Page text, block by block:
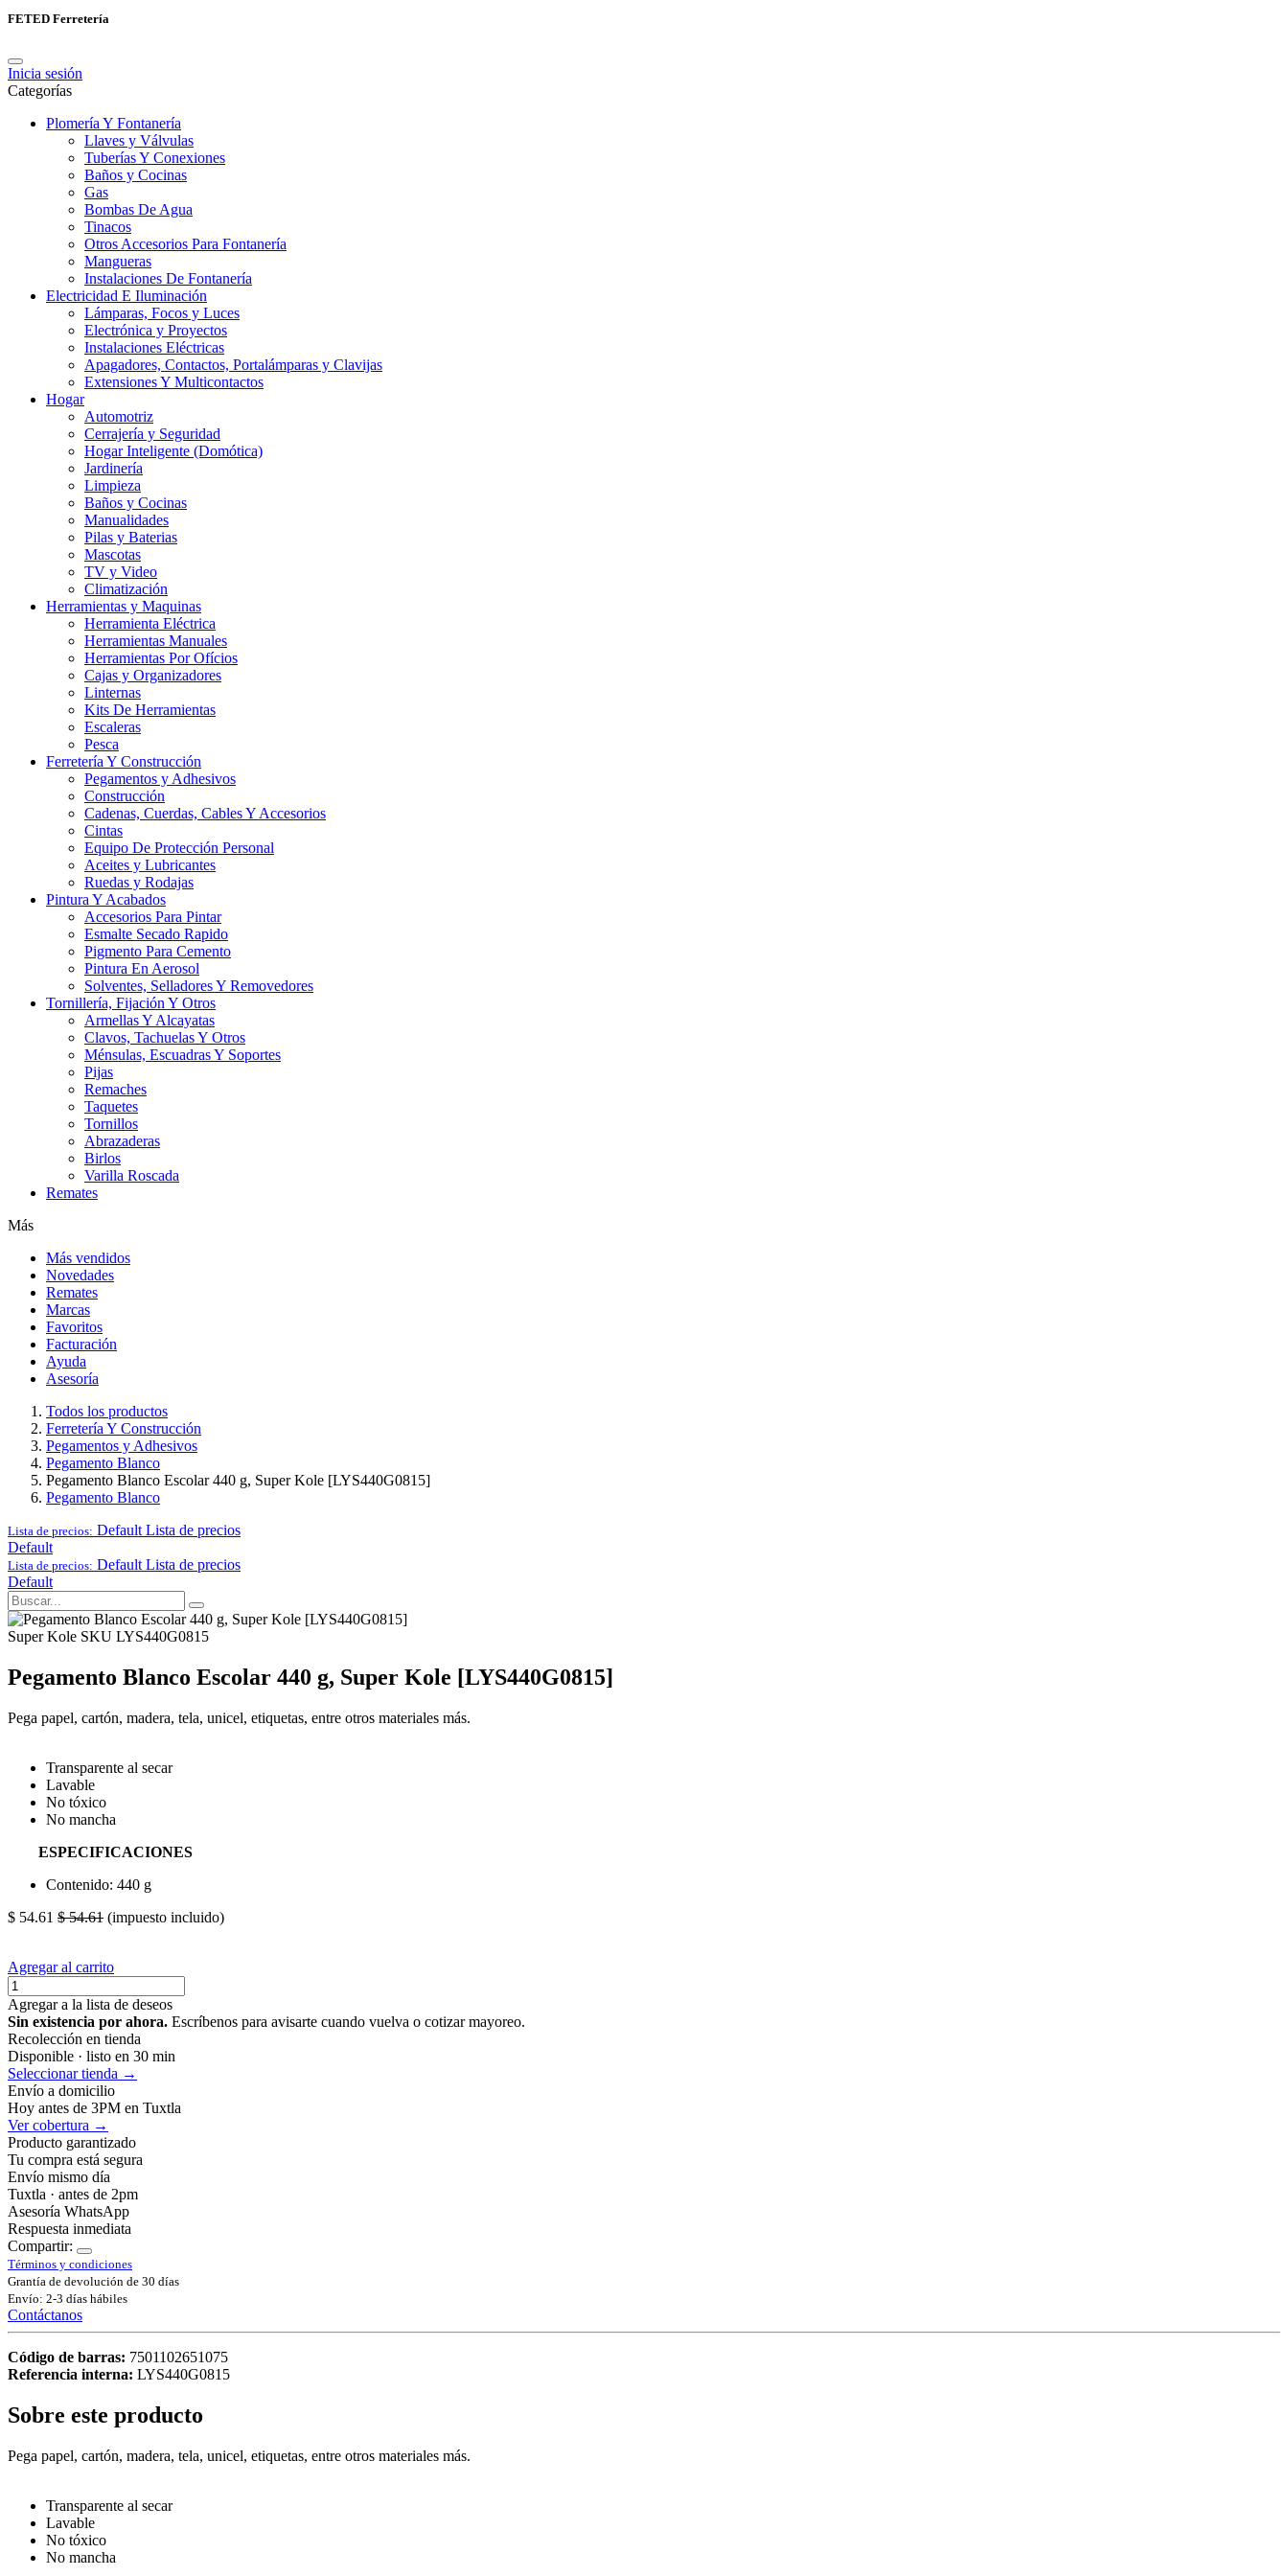
FETED Ferretería
Inicia sesión
Categorías
Plomería Y Fontanería
Llaves y Válvulas
Tuberías Y Conexiones
Baños y Cocinas
Gas
Bombas De Agua
Tinacos
Otros Accesorios Para Fontanería
Mangueras
Instalaciones De Fontanería
Electricidad E Iluminación
Lámparas, Focos y Luces
Electrónica y Proyectos
Instalaciones Eléctricas
Apagadores, Contactos, Portalámparas y Clavijas
Extensiones Y Multicontactos
Hogar
Automotriz
Cerrajería y Seguridad
Hogar Inteligente (Domótica)
Jardinería
Limpieza
Baños y Cocinas
Manualidades
Pilas y Baterias
Mascotas
TV y Video
Climatización
Herramientas y Maquinas
Herramienta Eléctrica
Herramientas Manuales
Herramientas Por Ofícios
Cajas y Organizadores
Linternas
Kits De Herramientas
Escaleras
Pesca
Ferretería Y Construcción
Pegamentos y Adhesivos
Construcción
Cadenas, Cuerdas, Cables Y Accesorios
Cintas
Equipo De Protección Personal
Aceites y Lubricantes
Ruedas y Rodajas
Pintura Y Acabados
Accesorios Para Pintar
Esmalte Secado Rapido
Pigmento Para Cemento
Pintura En Aerosol
Solventes, Selladores Y Removedores
Tornillería, Fijación Y Otros
Armellas Y Alcayatas
Clavos, Tachuelas Y Otros
Ménsulas, Escuadras Y Soportes
Pijas
Remaches
Taquetes
Tornillos
Abrazaderas
Birlos
Varilla Roscada
Remates
Más
Más vendidos
Novedades
Remates
Marcas
Favoritos
Facturación
Ayuda
Asesoría
Todos los productos
Ferretería Y Construcción
Pegamentos y Adhesivos
Pegamento Blanco
Pegamento Blanco Escolar 440 g, Super Kole [LYS440G0815]
Pegamento Blanco
Lista de precios: Default Lista de precios
Default
Lista de precios: Default Lista de precios
Default
Super Kole SKU LYS440G0815
Pegamento Blanco Escolar 440 g, Super Kole [LYS440G0815]
Pega papel, cartón, madera, tela, unicel, etiquetas, entre otros materiales más.
Transparente al secar
Lavable
No tóxico
No mancha
ESPECIFICACIONES
Contenido: 440 g
$ 54.61 $54.61 (impuesto incluido)
Agregar al carrito
Agregar a la lista de deseos
Sin existencia por ahora. Escríbenos para avisarte cuando vuelva o cotizar mayoreo.
Recolección en tienda
Disponible · listo en 30 min
Seleccionar tienda →
Envío a domicilio
Hoy antes de 3PM en Tuxtla
Ver cobertura →
Producto garantizado
Tu compra está segura
Envío mismo día
Tuxtla · antes de 2pm
Asesoría WhatsApp
Respuesta inmediata
Compartir:
Términos y condiciones
Grantía de devolución de 30 días
Envío: 2-3 días hábiles
Contáctanos
Código de barras: 7501102651075
Referencia interna: LYS440G0815
Sobre este producto
Pega papel, cartón, madera, tela, unicel, etiquetas, entre otros materiales más.
Transparente al secar
Lavable
No tóxico
No mancha